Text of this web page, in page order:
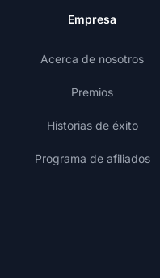
Empresa
Acerca de nosotros
Premios
Historias de éxito
Programa de afiliados